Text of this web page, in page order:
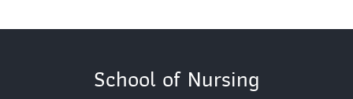
School of Nursing